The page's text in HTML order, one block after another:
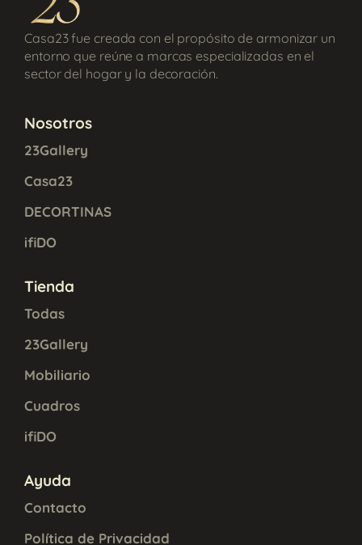
Casa23 fue creada con el propósito de armonizar un
entorno que reúne a marcas especializadas en el
sector del hogar y la decoración.
Nosotros
23Gallery
Casa23
DECORTINAS
ifiDO
Tienda
Todas
23Gallery
Mobiliario
Cuadros
ifiDO
Ayuda
Contacto
Política de Privacidad